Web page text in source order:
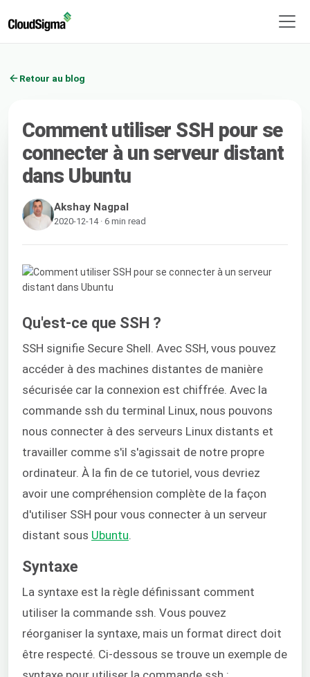
Retour au blog
Comment utiliser SSH pour se
connecter à un serveur distant
dans Ubuntu
Akshay Nagpal
2020-12-14 · 6 min read
Qu'est-ce que SSH ?
SSH signifie Secure Shell. Avec SSH, vous pouvez
accéder à des machines distantes de manière
sécurisée car la connexion est chiffrée. Avec la
commande ssh du terminal Linux, nous pouvons
nous connecter à des serveurs Linux distants et
travailler comme s'il s'agissait de notre propre
ordinateur. À la fin de ce tutoriel, vous devriez
avoir une compréhension complète de la façon
d'utiliser SSH pour vous connecter à un serveur
distant sous Ubuntu
Syntaxe
La syntaxe est la règle définissant comment
utiliser la commande ssh. Vous pouvez
réorganiser la syntaxe, mais un format direct doit
être respecté. Ci-dessous se trouve un exemple de